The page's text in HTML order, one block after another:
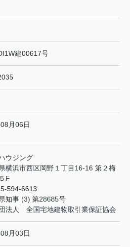
建00617号
月06日
ウジング
横浜市西区岡野１丁目16-16 第２梅
F
594-6613
知事 (3) 第28685号
法人 全国宅地建物取引業保証協会
月03日